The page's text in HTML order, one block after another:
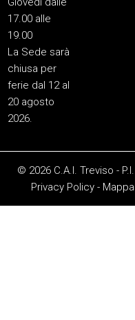
17.00 alle
19.00
La Sede sarà
chiusa per
ferie dal 12 al
20 agosto
2026.
© 2026 C.A.I. Treviso -
Privacy Policy -